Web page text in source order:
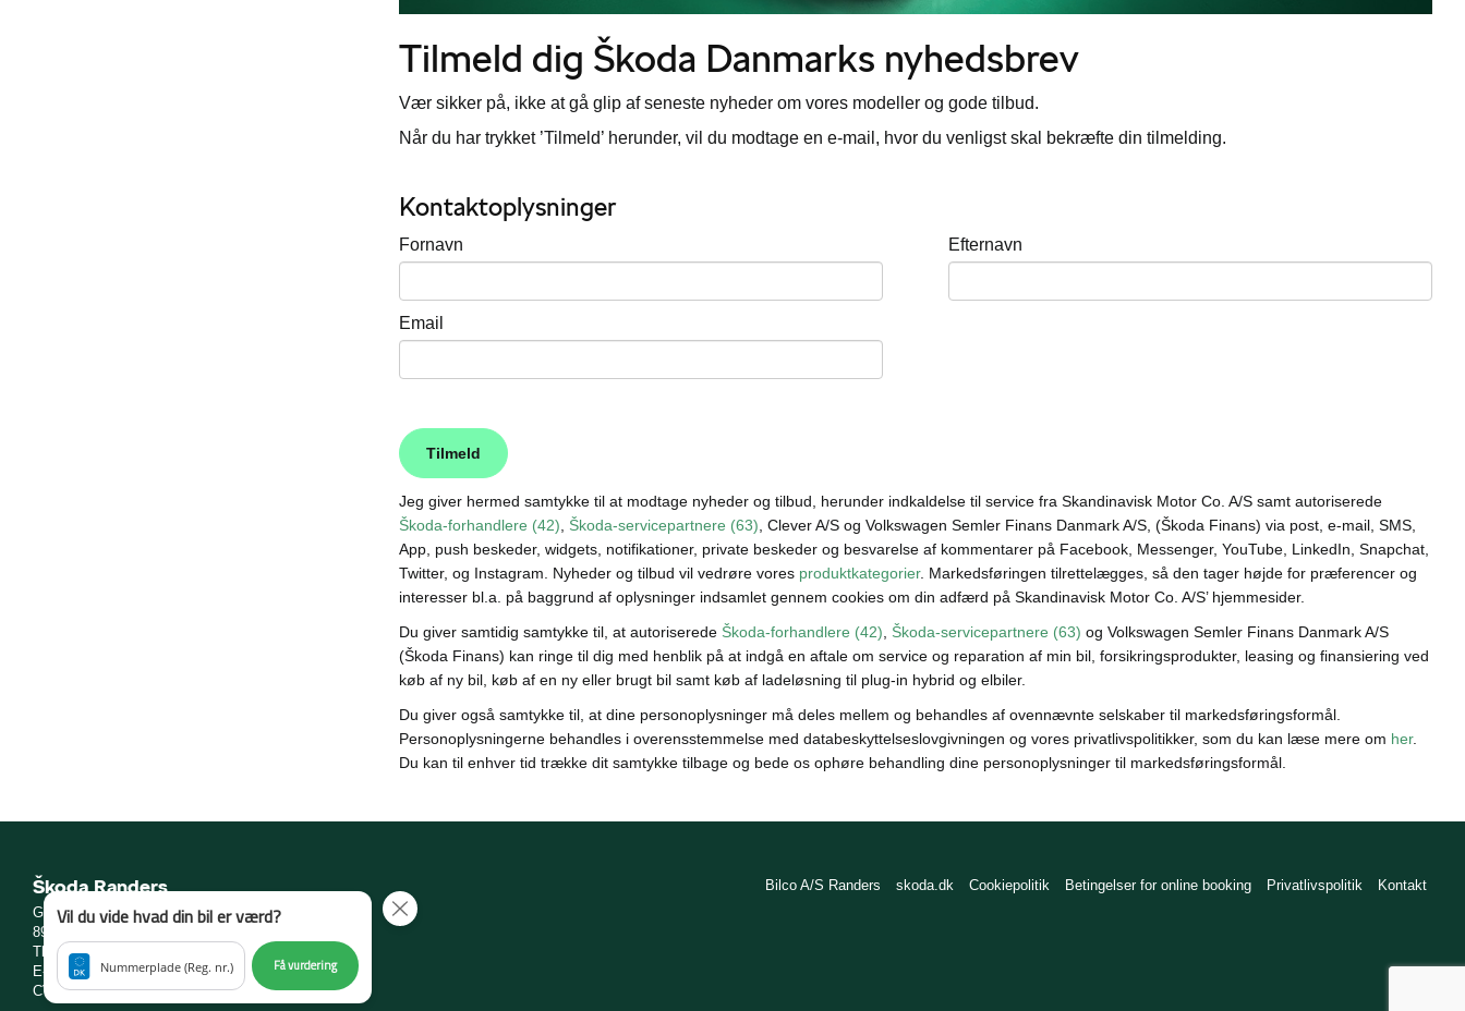
Tilmeld dig Škoda Danmarks nyhedsbrev
Vær sikker på, ikke at gå glip af seneste nyheder om vores modeller og gode tilbud.
Når du har trykket ’Tilmeld’ herunder, vil du modtage en e-mail, hvor du venligst skal bekræfte din tilmelding.
Kontaktoplysninger
Fornavn Efternavn
Email
Jeg giver hermed samtykke til at modtage nyheder og tilbud, herunder indkaldelse til service fra Skandinavisk Motor Co. A/S samt autoriserede
Škoda-forhandlere (42)
Škoda-servicepartnere (63) , Clever A/S og Volkswagen Semler Finans Danmark A/S, (Škoda Finans) via post, e-mail, SMS,
App, push beskeder, widgets, notifikationer, private beskeder og besvarelse af kommentarer på Facebook, Messenger, YouTube, LinkedIn, Snapchat,
Twitter, og Instagram. Nyheder og tilbud vil vedrøre vores produktkategorier. Markedsføringen tilrettelægges, så den tager højde for præferencer og
interesser bl.a. på baggrund af oplysninger indsamlet gennem cookies om din adfærd på Skandinavisk Motor Co. A/S’ hjemmesider.
Du giver samtidig samtykke til, at autoriserede Škoda-forhandlere (42) Škoda-servicepartnere (63) og Volkswagen Semler Finans Danmark A/S
(Škoda Finans) kan ringe til dig med henblik på at indgå en aftale om service og reparation af min bil, forsikringsprodukter, leasing og finansiering ved
køb af ny bil, køb af en ny eller brugt bil samt køb af ladeløsning til plug-in hybrid og elbiler.
Du giver også samtykke til, at dine personoplysninger må deles mellem og behandles af ovennævnte selskaber til markedsføringsformål.
Personoplysningerne behandles i overensstemmelse med databeskyttelseslovgivningen og vores privatlivspolitikker, som du kan læse mere om her.
Du kan til enhver tid trække dit samtykke tilbage og bede os ophøre behandling dine personoplysninger til markedsføringsformål.
Škoda Randers
Grenåvej 36
8960 Randers SØ
Tlf.: 88 33 20 00
Ring mig op
E-mail:salg@skoda-randers.dk
CVR: 12 57 09 88
Bilco A/S Randers skoda.dk Cookiepolitik Betingelser for online booking Privatlivspolitik Kontakt
Vil du vide hvad din bil er værd?
Nummerplade (Reg. nr.) Få vurdering